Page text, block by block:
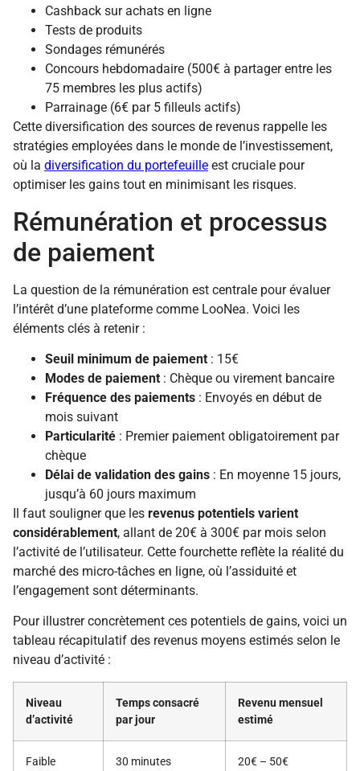
Cashback sur achats en ligne
Tests de produits
Sondages rémunérés
Concours hebdomadaire (500€ à partager entre les
75 membres les plus actifs)
Parrainage (6€ par 5 filleuls actifs)
Cette diversification des sources de revenus rappelle les
stratégies employées dans le monde de l’investissement,
où la diversification du portefeuille est cruciale pour
optimiser les gains tout en minimisant les risques.
Rémunération et processus
de paiement
La question de la rémunération est centrale pour évaluer
l’intérêt d’une plateforme comme LooNea. Voici les
éléments clés à retenir :
Seuil minimum de paiement : 15€
Modes de paiement : Chèque ou virement bancaire
Fréquence des paiements : Envoyés en début de
mois suivant
Particularité : Premier paiement obligatoirement par
chèque
Délai de validation des gains : En moyenne 15 jours,
jusqu’à 60 jours maximum
Il faut souligner que les revenus potentiels varient
considérablement, allant de 20€ à 300€ par mois selon
l’activité de l’utilisateur. Cette fourchette reflète la réalité du
marché des micro-tâches en ligne, où l’assiduité et
l’engagement sont déterminants.
Pour illustrer concrètement ces potentiels de gains, voici un
tableau récapitulatif des revenus moyens estimés selon le
niveau d’activité :
Niveau
d’activité
Temps consacré
par jour
Revenu mensuel
estimé
Faible 30 minutes 20€ – 50€